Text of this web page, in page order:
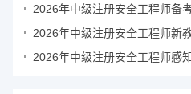
2026年中级注册安全工程师感